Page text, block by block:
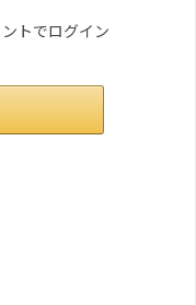
トでログイン